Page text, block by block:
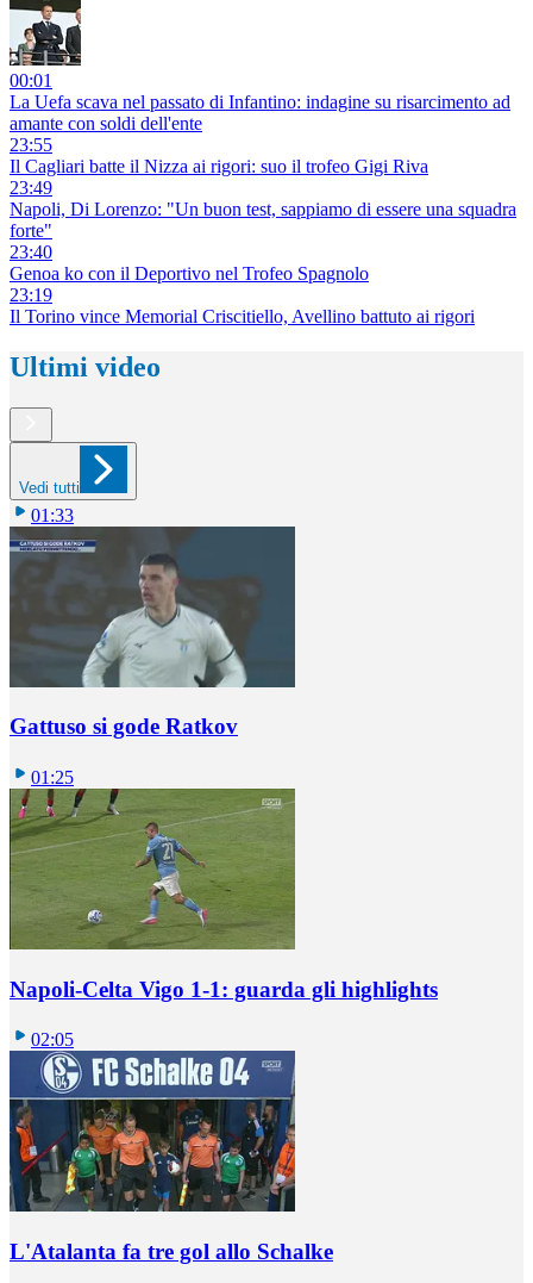
00:01
La Uefa scava nel passato di Infantino: indagine su risarcimento ad
amante con soldi dell'ente
23:55
Il Cagliari batte il Nizza ai rigori: suo il trofeo Gigi Riva
23:49
Napoli, Di Lorenzo: "Un buon test, sappiamo di essere una squadra
forte"
23:40
Genoa ko con il Deportivo nel Trofeo Spagnolo
23:19
Il Torino vince Memorial Criscitiello, Avellino battuto ai rigori
Ultimi video
Vedi tutti
01:33
Gattuso si gode Ratkov
01:25
Napoli-Celta Vigo 1-1: guarda gli highlights
02:05
L'Atalanta fa tre gol allo Schalke